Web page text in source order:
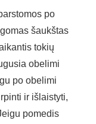
po
šaukštas
tokių
obelimi
po obelimi
ir išlaistyti,
pomedis